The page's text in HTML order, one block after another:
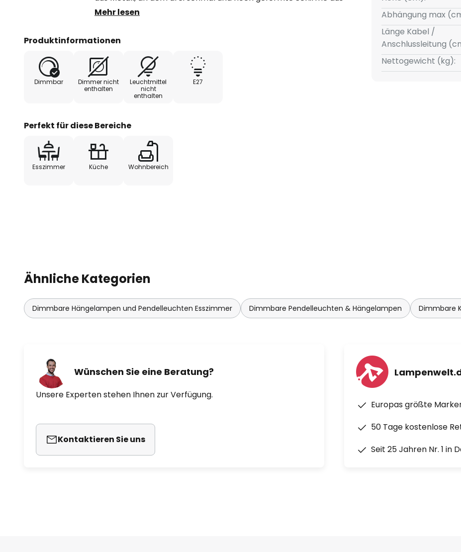
Glas abhängen, die rundum mit einem schönen Rillenmuster
besondere Wirkung erhält. Mit der Hängeleuchte Miella lässt
Mehr lesen
Produktinformationen
Dimmbar
Dimmer nicht
enthalten
Leuchtmittel
nicht
enthalten
E27
Perfekt für diese Bereiche
Esszimmer Küche Wohnbereich
Abhängung max
Länge Kabel /
Anschlussleitung
Nettogewicht (kg):
Ähnliche Kategorien
Dimmbare Hängelampen und Pendelleuchten Esszimmer Dimmbare Pendelleuchten & Hängelampen Dimmbare
Wünschen Sie eine Beratung?
Unsere Experten stehen Ihnen zur Verfügung.
Kontaktieren Sie uns
Europas größte
50 Tage kostenlose
Seit 25 Jahren Nr. 1 in